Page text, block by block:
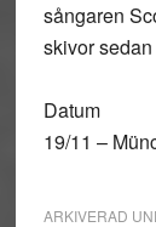
sångaren
skivor
Datum
19/11 –
ARKIVERAD